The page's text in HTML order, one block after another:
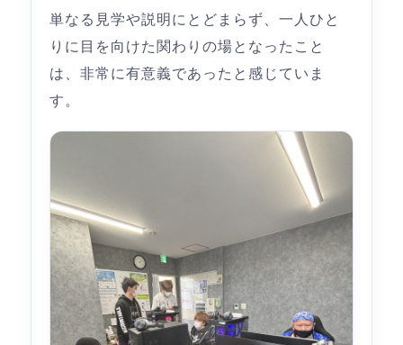
単なる見学や説明にとどまらず、一人ひと
りに目を向けた関わりの場となったこと
は、非常に有意義であったと感じていま
す。